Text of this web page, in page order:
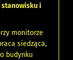
i
monitorze
siedząca,
budynku